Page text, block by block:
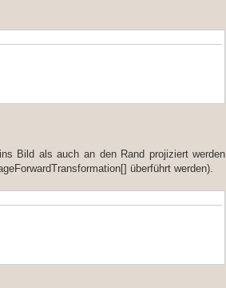
Bild als auch an den Rand projiziert werden
überführt werden).